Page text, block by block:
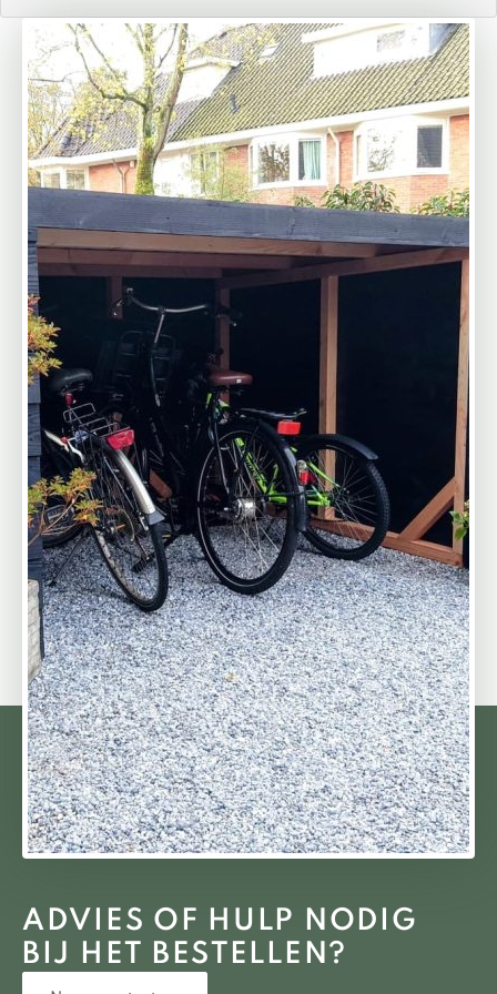
vijf fietsen.
ADVIES OF HULP NODIG
BIJ HET BESTELLEN?